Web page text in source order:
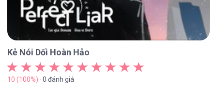
Kẻ Nói Dối Hoàn Hảo
10 (100%) · 0 đánh giá